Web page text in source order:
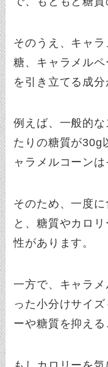
そのうえ、キャ
糖、キャラメル
を引き立てる成分
例えば、一般的
たりの糖質が30g
ャラメルコーンは
そのため、一度
と、糖質やカロ
性があります。
一方で、キャラ
った小分けサイ
ーや糖質を抑える